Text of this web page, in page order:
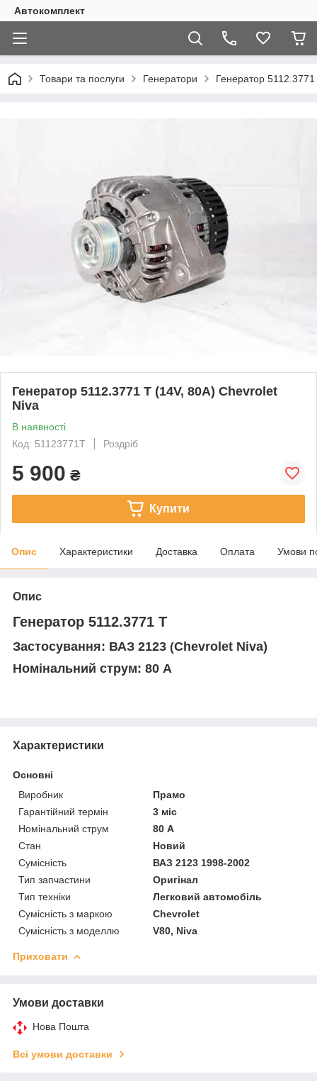
Автокомплект
Товари та послуги Генератори Генератор
Генератор 5112.3771 Т (14V, 80A) Chevrolet
Niva
В наявності
Код: 51123771Т
Роздріб
5 900 ₴
Купити
Опис Характеристики Доставка Оплата Умови
Опис
Генератор 5112.3771 Т
Застосування: ВАЗ 2123 (Chevrolet Niva)
Номінальний струм: 80 А
Характеристики
Основні
Виробник
Прамо
Гарантійний термін
3 міс
Номінальний струм
80 А
Стан
Новий
Сумісність
ВАЗ 2123 1998-2002
Тип запчастини
Оригінал
Тип техніки
Легковий автомобіль
Сумісність з маркою
Chevrolet
Сумісність з моделлю
V80, Niva
Приховати
Умови доставки
Нова Пошта
Всі умови доставки